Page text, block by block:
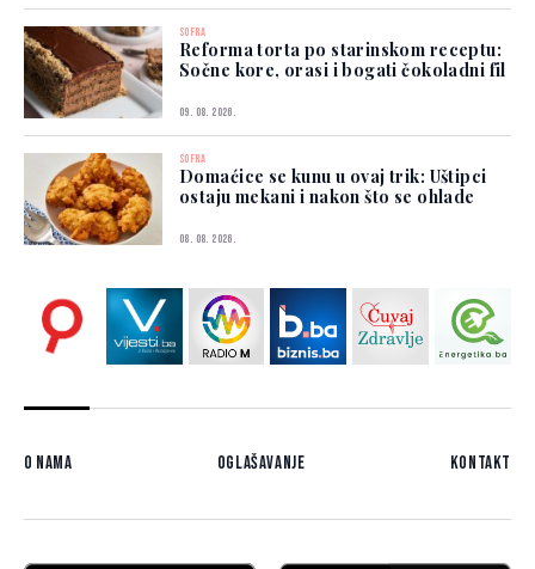
SOFRA
Reforma torta po starinskom receptu:
Sočne kore, orasi i bogati čokoladni fil
09. 08. 2026.
SOFRA
Domaćice se kunu u ovaj trik: Uštipci
ostaju mekani i nakon što se ohlade
08. 08. 2026.
O nama Oglašavanje Kontakt